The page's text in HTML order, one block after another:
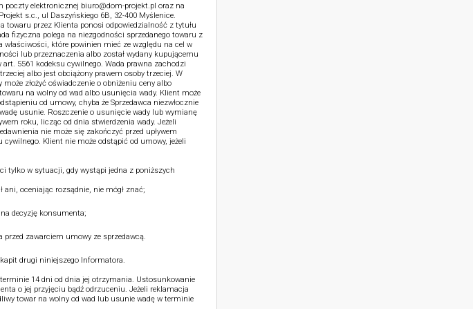
poczty elektronicznej biuro@dom-projekt.pl oraz na
s.c., ul Daszyńskiego 6B, 32-400 Myślenice.
towaru przez Klienta ponosi odpowiedzialność z tytułu
fizyczna polega na niezgodności sprzedanego towaru z
które powinien mieć ze względu na cel w
lub przeznaczenia albo został wydany kupującemu
5561 kodeksu cywilnego. Wada prawna zachodzi
albo jest obciążony prawem osoby trzeciej. W
złożyć oświadczenie o obniżeniu ceny albo
na wolny od wad albo usunięcia wady. Klient może
od umowy, chyba że Sprzedawca niezwłocznie
usunie. Roszczenie o usunięcie wady lub wymianę
roku, licząc od dnia stwierdzenia wady. Jeżeli
nie może się zakończyć przed upływem
Klient nie może odstąpić od umowy, jeżeli
tylko w sytuacji, gdy wystąpi jedna z poniższych
ani, oceniając rozsądnie, nie mógł znać;
na decyzję konsumenta;
przed zawarciem umowy ze sprzedawcą.
drugi niniejszego Informatora.
14 dni od dnia jej otrzymania. Ustosunkowanie
o jej przyjęciu bądź odrzuceniu. Jeżeli reklamacja
towar na wolny od wad lub usunie wadę w terminie